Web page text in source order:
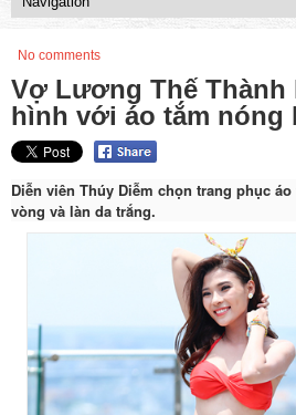
No comments
Vợ Lương Thế Thành
hình với áo tắm nóng
Diễn viên Thúy Diễm chọn trang phục
vòng và làn da trắng.